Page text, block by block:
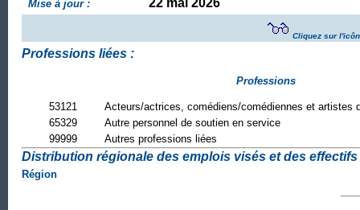
Mise à jour : 22 mai 2026
Cliquez sur
Professions liées :
Professions
53121
Acteurs/actrices, comédiens/comédiennes et artistes
65329
Autre personnel de soutien en service
99999
Autres professions liées
Distribution régionale des emplois visés et des effectifs
Région